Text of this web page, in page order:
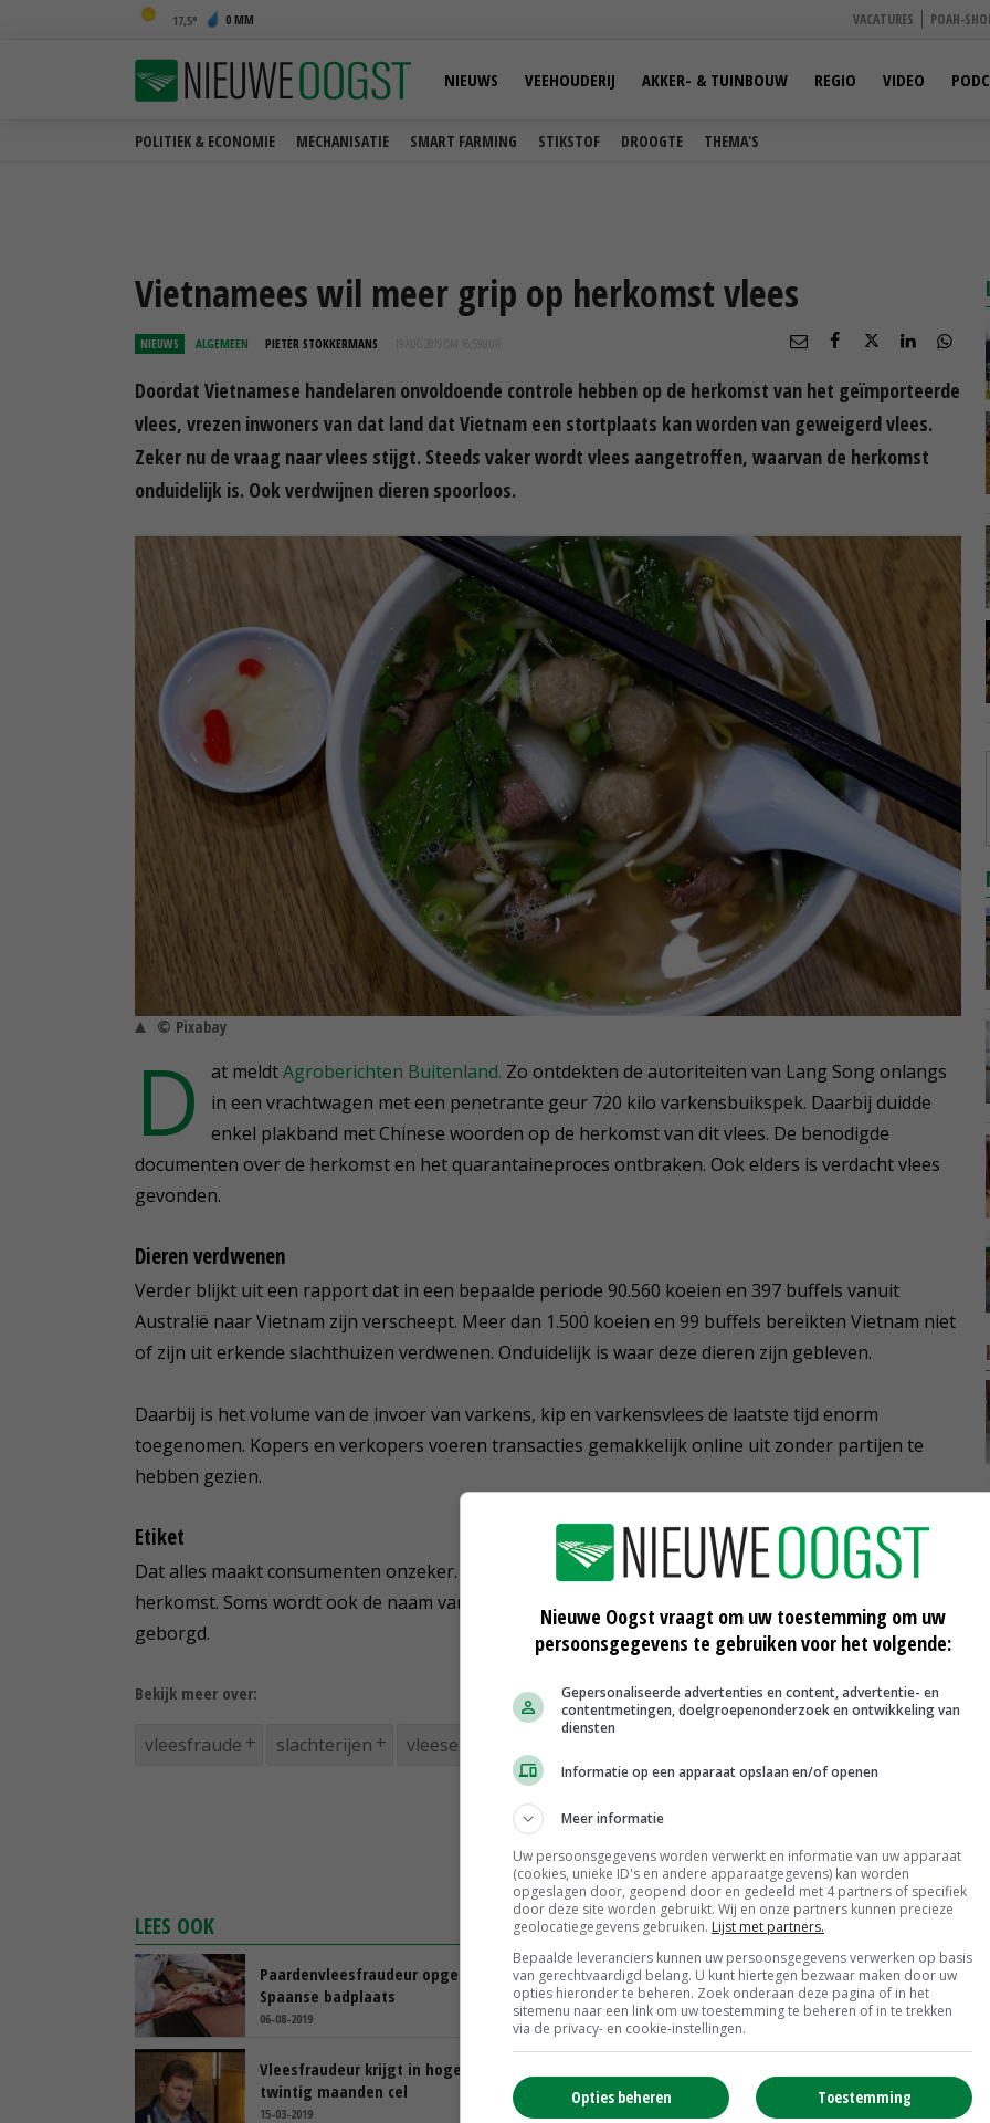
17,5 0 MM VACATURES POAH-
POLITIEK & ECONOMIE MECHANISATIE SMART FARMING STIKSTOF DROOGTE THEMA'S
NIEUWS VEEHOUDERIJ AKKER- & TUINBOUW REGIO VIDEO
Vietnamees wil meer grip op herkomst vlees
NIEUWS ALGEMEEN PIETER STOKKERMANS 19 AUG 2019 OM 16:59
Doordat Vietnamese handelaren onvoldoende controle hebben op de herkomst van het geïmporteerde
vlees, vrezen inwoners van dat land dat Vietnam een stortplaats kan worden van geweigerd vlees.
Zeker nu de vraag naar vlees stijgt. Steeds vaker wordt vlees aangetroffen, waarvan de herkomst
onduidelijk is. Ook verdwijnen dieren spoorloos.
© Pixabay
D at meldtAgroberichten Buitenland. Zo ontdekten de autoriteiten van Lang Song onlangs
in een vrachtwagen met een penetrante geur 720 kilo varkensbuikspek. Daarbij duidde
enkel plakband met Chinese woorden op de herkomst van dit vlees. De benodigde
documenten over de herkomst en het quarantaineproces ontbraken. Ook elders is verdacht vlees
gevonden.
Dieren verdwenen
Verder blijkt uit een rapport dat in een bepaalde periode 90.560 koeien en 397 buffels vanuit
Australië naar Vietnam zijn verscheept. Meer dan 1.500 koeien en 99 buffels bereikten Vietnam niet
of zijn uit erkende slachthuizen verdwenen. Onduidelijk is waar deze dieren zijn gebleven.
Daarbij is het volume van de invoer van varkens, kip en varkensvlees de laatste tijd enorm
toegenomen. Kopers en verkopers voeren transacties gemakkelijk online uit zonder partijen te
hebben gezien.
Etiket
Dat alles maakt consumenten onzeker. Op het etiket van vleesproducten staat enkel het land van
herkomst. Soms wordt ook de naam van de importeur vermeld. Onduidelijk is hoe de kwaliteit wordt
geborgd.
Bekijk meer over:
vleesfraude slachterijen vleesexport
LEES OOK
Paardenvleesfraudeur opgepakt in
Spaanse badplaats
06-08-2019
Controle voedselveiligheid schiet
tekort
20-06-2019
Vleesfraudeur krijgt in hoger beroep
twintig maanden cel
15-03-2019
paardenvleesfraudezaak
26-02-2019
Nieuwe Oogst vraagt om uw toestemming om uw
persoonsgegevens te gebruiken voor het volgende:
Gepersonaliseerde advertenties en content, advertentie- en
contentmetingen, doelgroepenonderzoek en ontwikkeling van
diensten
Informatie op een apparaat opslaan en/of openen
Meer informatie
Uw persoonsgegevens worden verwerkt en informatie van uw apparaat
(cookies, unieke ID's en andere apparaatgegevens) kan worden
opgeslagen door, geopend door en gedeeld met 4 partners of specifiek
door deze site worden gebruikt. Wij en onze partners kunnen precieze
geolocatiegegevens gebruiken. Lijst met partners.
Bepaalde leveranciers kunnen uw persoonsgegevens verwerken op basis
van gerechtvaardigd belang. U kunt hiertegen bezwaar maken door uw
opties hieronder te beheren. Zoek onderaan deze pagina of in het
sitemenu naar een link om uw toestemming te beheren of in te trekken
via de privacy- en cookie-instellingen.
Toestemming
Opties beheren